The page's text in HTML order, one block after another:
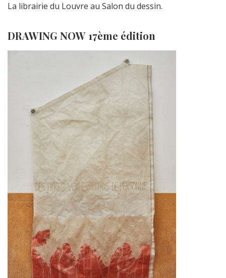
La librairie du Louvre au Salon du dessin.
DRAWING NOW 17ème édition